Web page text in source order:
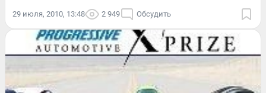
29 июля, 2010, 13:48 2 949 Обсудить